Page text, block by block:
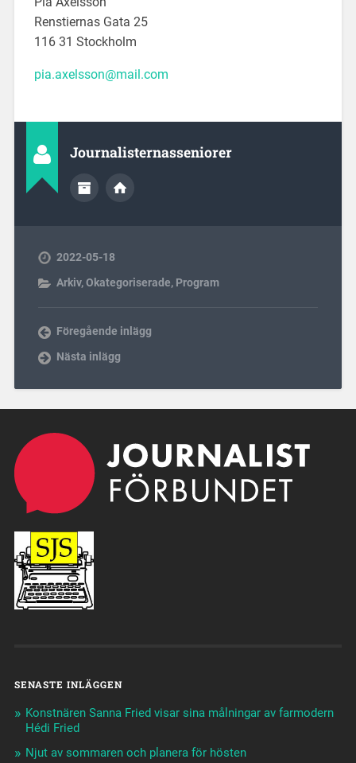
Renstiernas Gata 25
116 31 Stockholm
pia.axelsson@mail.com
Journalisternasseniorer
2022-05-18
Arkiv,Okategoriserade, Program
Föregående inlägg
Nästa inlägg
SENASTE INLÄGGEN
Konstnären Sanna Fried visar sina målningar av farmodern
Hédi Fried
Njut av sommaren och planera för hösten